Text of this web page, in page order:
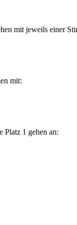
mit jeweils einer
mit:
Platz 1 gehen an: